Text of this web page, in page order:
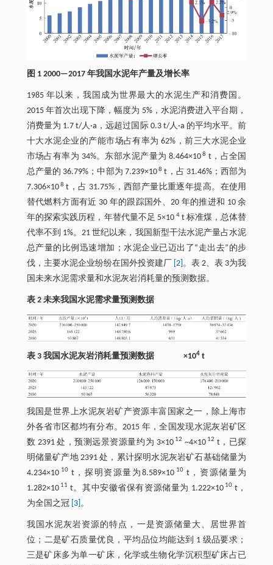
图 1 2000—2017 年我国水泥年产量及增长率
1985 年以来，我国成为世界最大的水泥生产和消费国。
2015 年首次出现下降，幅度为 5%，水泥消费进入平台期，
消费量为 1.7 t/人·a，远超过国际 0.3 t/人·a 的平均水平。前
十大水泥企业的产能市场占有率为 62%，前三大水泥企业
市场占有率为 34%。东部水泥产量为 8.464×108 t，占全国
总产量的 36.79%；中部为 7.239×108 t，占 31.46%；西部为
7.306×108 t，占 31.75%，西部产量比重逐年提高。在使用
替代燃料方面有近 30 年的跟踪国外、20 年的推进和 10 余
年的探索实践历程，年替代量不足 5×10 4t 标准煤，总体替
代率不到 1%。21 世纪以来，我国新型干法水泥产量占水泥
总产量的比例迅速增加；水泥企业已迈出了“走出去”的步
伐，主要水泥企业纷纷在国外投资建厂
[2] 。表 2、表 3为我
国未来水泥需求量和水泥灰岩消耗量的预测数据。
表 2 未来我国水泥需求量预测数据
表 3 我国水泥灰岩消耗量预测数据 ×104t
我国是世界上水泥灰岩矿产资源丰富国家之一，除上海市
外各省市区都均有分布。2015 年，全国发现水泥灰岩矿区
数 2391 处，预测远景资源量约为 3×1012 ~4×1012 t，已探
明储量矿产地 2391 处，累计探明水泥灰岩矿石基础储量为
4.234×1010 t，探明资源量为8.589×1010 t，资源储量为
1.282×1011 t。其中安徽省保有资源储量为 1.222×1010 t，
为全国之冠 [3] 。
我国水泥灰岩资源的特点，一是资源储量大、居世界首
位；二是矿石质量优良，平均品位均能达到 1 级品要求；
三是矿床多为单一矿床，化学或生物化学沉积型矿床占已